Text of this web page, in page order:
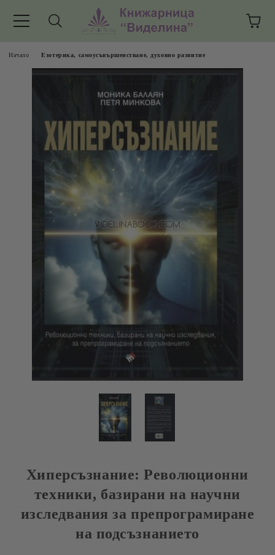
Начало Езотерика, самоусъвършенстване, духовно развитие
Хиперсъзнание: Революционни
техники, базирани на научни
изследвания за препрограмиране
на подсъзнанието